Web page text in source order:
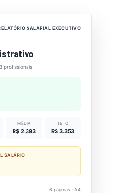
SALARIAL EXECUTIVO
profissionais
MÉDIA
R$ 2.393
TETO
R$ 3.353
SALÁRIO
6 páginas · A4